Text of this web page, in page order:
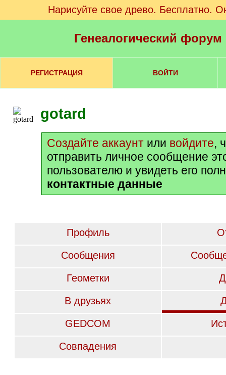
Нарисуйте свое древо. Бесплатно.
Генеалогический
РЕГИСТРАЦИЯ ВОЙТИ
gotard
Создайте аккаунт или войдите,
отправить личное сообщение
пользователю и увидеть его
контактные данные
Профиль
Сообщения
Геометки
В друзьях
GEDCOM
Совпадения